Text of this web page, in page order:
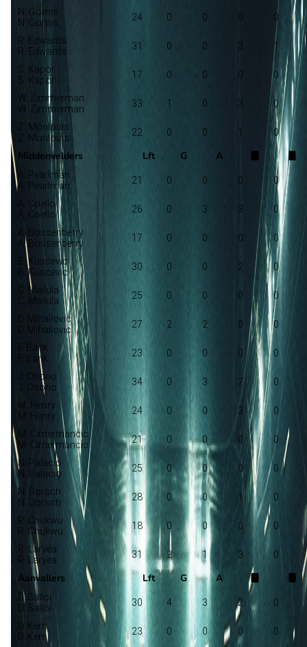
N. Gomis
N. Gomis
24 0 0 0 0
R. Edwards
R. Edwards
31 0 0 3 1
S. Kapor
S. Kapor
17 0 0 0 0
W. Zimmerman
W. Zimmerman
33 1 0 3 0
Z. Monlouis
Z. Monlouis
22 0 0 1 0
Middenvelders Lft G A
A. Pearlman
A. Pearlman
21 0 0 0 0
A. Coello
A. Coello
26 0 3 3 0
A. Bossenberry
A. Bossenberry
17 0 0 0 0
B. Kuscevic
B. Kuscevic
30 0 0 2 0
C. Mailula
C. Mailula
25 0 0 0 0
D. Mihailovic
D. Mihailovic
27 2 2 0 0
F. Bank
F. Bank
23 0 0 0 0
J. Osorio
J. Osorio
34 0 3 7 0
M. Henry
M. Henry
24 0 0 3 0
M. Cimermancic
M. Cimermancic
21 0 0 0 0
N. Palacio
N. Palacio
25 0 0 0 0
N. Dorsch
N. Dorsch
28 0 0 1 0
R. Chukwu
R. Chukwu
18 0 0 0 0
R. Laryea
R. Laryea
31 2 1 3 0
Aanvallers Lft G A
D. Salloi
D. Salloi
30 4 3 2 0
D. Kerr
D. Kerr
23 0 0 0 0